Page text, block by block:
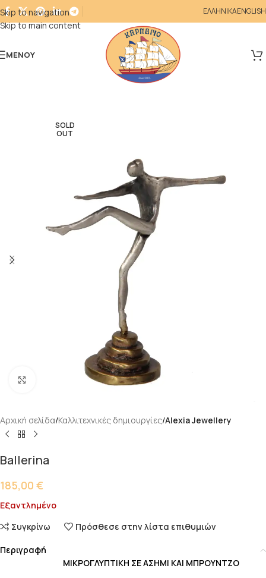
Skip to navigation
Skip to main content
ΕΛΛΗΝΙΚΑENGLISH
ΜΕΝΟΎ
SOLD
OUT
Κάντε κλικ για μεγέθυνση
Αρχική σελίδα Καλλιτεχνικές δημιουργίες Alexia Jewellery
Ballerina
185,00 €
Εξαντλημένο
Συγκρίνω
Πρόσθεσε στην λίστα επιθυμιών
Περιγραφή
ΜΙΚΡΟΓΛΥΠΤΙΚΗ ΣΕ ΑΣΗΜΙ ΚΑΙ ΜΠΡΟΥΝΤΖΟ